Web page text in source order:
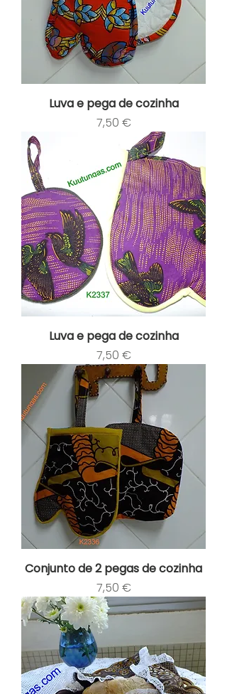
Luva e pega de cozinha
Preço
7,50 €
Luva e pega de cozinha
Preço
7,50 €
Conjunto de 2 pegas de cozinha
Preço
7,50 €